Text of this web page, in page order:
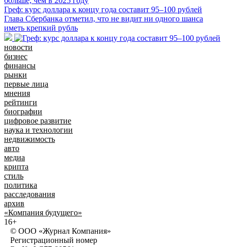
Греф: курс доллара к концу года составит 95–100 рублей
Глава Сбербанка отметил, что не видит ни одного шанса
иметь крепкий рубль
новости
бизнес
финансы
рынки
первые лица
мнения
рейтинги
биографии
цифровое развитие
наука и технологии
недвижимость
авто
медиа
крипта
стиль
политика
расследования
архив
«Компания будущего»
16+
© ООО «Журнал Компания»
Регистрационный номер